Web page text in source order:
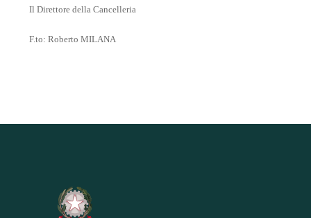
Il Direttore della Cancelleria
F.to: Roberto MILANA